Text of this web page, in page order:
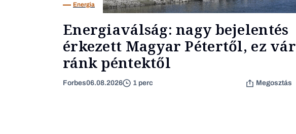
Energia
Energiaválság: nagy bejelentés
érkezett Magyar Pétertől, ez vár
ránk péntektől
Forbes06.08.2026 1 perc Megosztás